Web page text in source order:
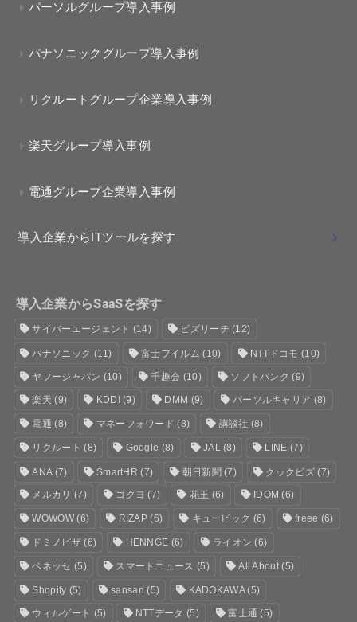
パーソルグループ導入事例
パナソニックグループ導入事例
リクルートグループ企業導入事例
楽天グループ導入事例
電通グループ企業導入事例
導入企業からITツールを探す
導入企業からSaaSを探す
サイバーエージェント (14) ビズリーチ (12)
パナソニック (11) 富士フイルム (10) NTTドコモ (10)
ヤフージャパン (10) 千趣会 (10) ソフトバンク (9)
楽天 (9) KDDI (9) DMM (9) パーソルキャリア (8)
電通 (8) マネーフォワード (8) 講談社 (8)
リクルート (8) Google (8) JAL(8) LINE (7)
ANA(7) SmartHR (7) 朝日新聞(7) クックビズ(7)
メルカリ (7) コクヨ (7) 花王 (6) IDOM (6)
WOWOW(6) RIZAP (6) キュービック (6) freee (6)
ドミノピザ(6) HENNGE (6) ライオン (6)
ベネッセ (5) スマートニュース (5) All About(5)
Shopify (5) sansan (5) KADOKAWA(5)
ウィルゲート (5) NTTデータ (5) 富士通 (5)